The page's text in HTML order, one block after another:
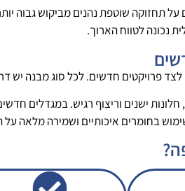
תחזוקה שוטפת נהנים מביקוש גבוה
נכונה לטווח הארוך.
לצד פרויקטים חדשים. לכל סוג מבנה יש
ישנים וריצוף רגיש. במגדלים חדשים
בחומרים איכותיים ושמירה מלאה